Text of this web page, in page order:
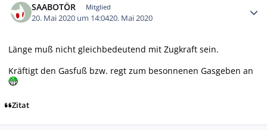
SAABOTÖR Mitglied
20. Mai 2020 um 14:0420. Mai 2020
Länge muß nicht gleichbedeutend mit Zugkraft sein.
Kräftigt den Gasfuß bzw. regt zum besonnenen Gasgeben an
Zitat